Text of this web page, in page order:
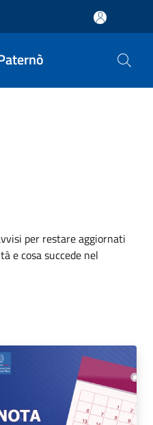
per restare aggiornati
e cosa succede nel